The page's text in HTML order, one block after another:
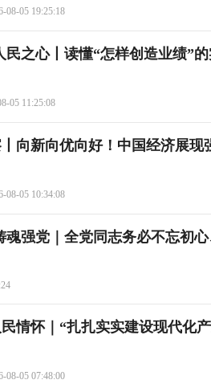
08-05 19:25:18
民之心丨读懂“怎样创造业绩”
05 11:25:08
向新向优向好！中国经济展现
08-05 10:34:08
魂强党｜全党同志务必不忘初
情怀｜“扎扎实实建设现代化
08-05 07:48:00